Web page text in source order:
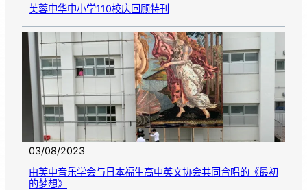
芙蓉中华中小学110校庆回顾特刊
03/08/2023
由芙中音乐学会与日本福生高中英文协会共同合唱的《最初
的梦想》